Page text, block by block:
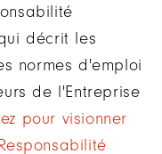
décrit les
normes d'emploi
de l'Entreprise
pour visionner